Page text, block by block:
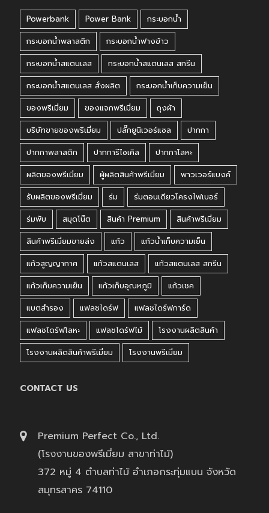
Powerbank Power Bank
กระบอกน้ำ
กระบอกน้ำพลาสติก
กระบอกน้ำฟางข้าว
กระบอกน้ำสแตนเลส
กระบอกน้ำสแตนเลส สกรีน
กระบอกน้ำสแตนเลส สั่งผลิต
กระบอกน้ำเก็บความเย็น
ของพรีเมี่ยม
ของแจกพรีเมี่ยม
ถุงผ้า
บริษัทขายของพรีเมี่ยม
ปลั๊กยูนิเวอร์แซล
ปากกา
ปากกาพลาสติก
ปากการีไซเคิล
ปากกาโลหะ
ผลิตของพรีเมี่ยม
ผู้ผลิตสินค้าพรีเมี่ยม
พาวเวอร์แบงค์
รับผลิตของพรีเมี่ยม
ร่ม
ร่มตอนเดียวโครงไฟเบอร์
ร่มพับ
สมุดโน๊ต สินค้า Premium
สินค้าพรีเมี่ยม
สินค้าพรีเมี่ยมขายส่ง
แก้ว
แก้วน้ำเก็บความเย็น
แก้วสูญญากาศ
แก้วสแตนเลส
แก้วสแตนเลส สกรีน
แก้วเก็บความเย็น
แก้วเก็บอุณหภูมิ
แก้วเชค
แบตสำรอง
แฟลชไดร์ฟ
แฟลชไดร์ฟการ์ด
แฟลชไดร์ฟโลหะ
แฟลชไดร์ฟไม้
โรงงานผลิตสินค้า
โรงงานผลิตสินค้าพรีเมี่ยม
โรงงานพรีเมี่ยม
CONTACT US
Premium Perfect Co., Ltd.
(โรงงานของพรีเมี่ยม สาขาท่าไม้)
372 หมู่ 4 ตำบลท่าไม้ อำเภอกระทุ่มแบน จังหวัด
สมุทรสาคร 74110